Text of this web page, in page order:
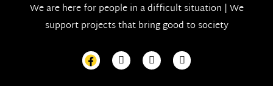
We are here for people in a difficult situation | We
support projects that bring good to society